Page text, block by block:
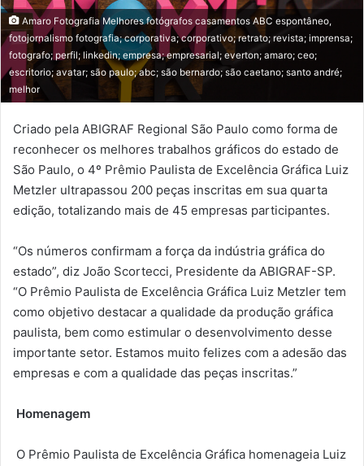
Amaro Fotografia Melhores fotógrafos casamentos ABC espontâneo,
fotojornalismo fotografia; corporativa; corporativo; retrato; revista; imprensa;
fotografo; perfil; linkedin; empresa; empresarial; everton; amaro; ceo;
escritorio; avatar; são paulo; abc; são bernardo; são caetano; santo andré;
melhor
Criado pela ABIGRAF Regional São Paulo como forma de
reconhecer os melhores trabalhos gráficos do estado de
São Paulo, o 4º Prêmio Paulista de Excelência Gráfica Luiz
Metzler ultrapassou 200 peças inscritas em sua quarta
edição, totalizando mais de 45 empresas participantes.
“Os números confirmam a força da indústria gráfica do
estado”, diz João Scortecci, Presidente da ABIGRAF-SP.
“O Prêmio Paulista de Excelência Gráfica Luiz Metzler tem
como objetivo destacar a qualidade da produção gráfica
paulista, bem como estimular o desenvolvimento desse
importante setor. Estamos muito felizes com a adesão das
empresas e com a qualidade das peças inscritas.”
Homenagem
O Prêmio Paulista de Excelência Gráfica homenageia Luiz